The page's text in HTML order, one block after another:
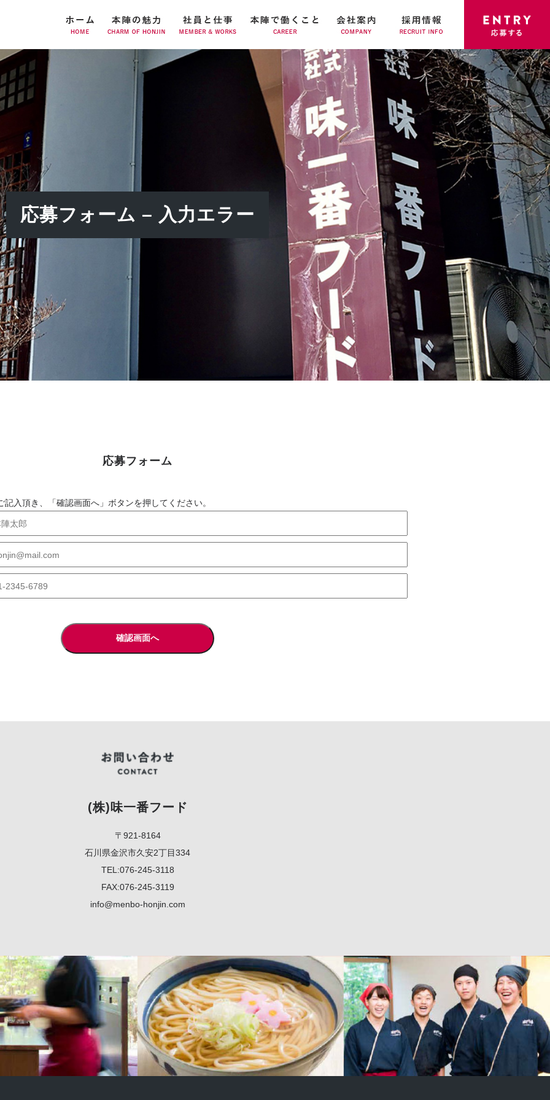
応募フォーム – 入力エラー
応募フォーム
入頂き、「確認画面へ」ボタンを押してください。
(株)味一番フード
〒921-8164
石川県金沢市久安2丁目334
TEL:076-245-3118
FAX:076-245-3119
info@menbo-honjin.com